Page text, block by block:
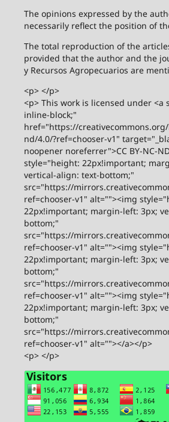
The opinions expressed by the
necessarily reflect the position of
The total reproduction of the
provided that the author and the
y Recursos Agropecuarios are
<p> </p>
<p> This work is licensed under <a
inline-block;"
href="https://
nd/4.0/?ref=chooser-v1"
noopener noreferrer">CC BY-NC-
style="height: 22px!important;
vertical-align: text-bottom;"
src="https://
ref=chooser-v1" alt=""><img
22px!important; margin-left: 3px;
bottom;"
src="https://
ref=chooser-v1" alt=""><img
22px!important; margin-left: 3px;
bottom;"
src="https://
ref=chooser-v1" alt=""><img
22px!important; margin-left: 3px;
bottom;"
src="https://
ref=chooser-v1" alt=""></a></p>
<p> </p>